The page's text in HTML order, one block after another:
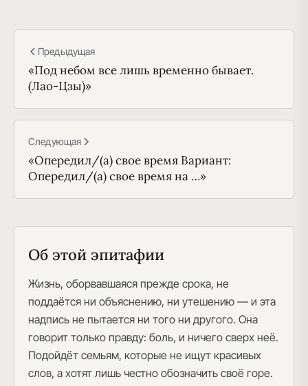
Предыдущая
«Под небом все лишь временно бывает.
(Лао-Цзы)»
Следующая
«Опередил/(а) свое время Вариант:
Опередил/(а) свое время на …»
Об этой эпитафии
Жизнь, оборвавшаяся прежде срока, не
поддаётся ни объяснению, ни утешению — и эта
надпись не пытается ни того ни другого. Она
говорит только правду: боль, и ничего сверх неё.
Подойдёт семьям, которые не ищут красивых
слов, а хотят лишь честно обозначить своё горе.